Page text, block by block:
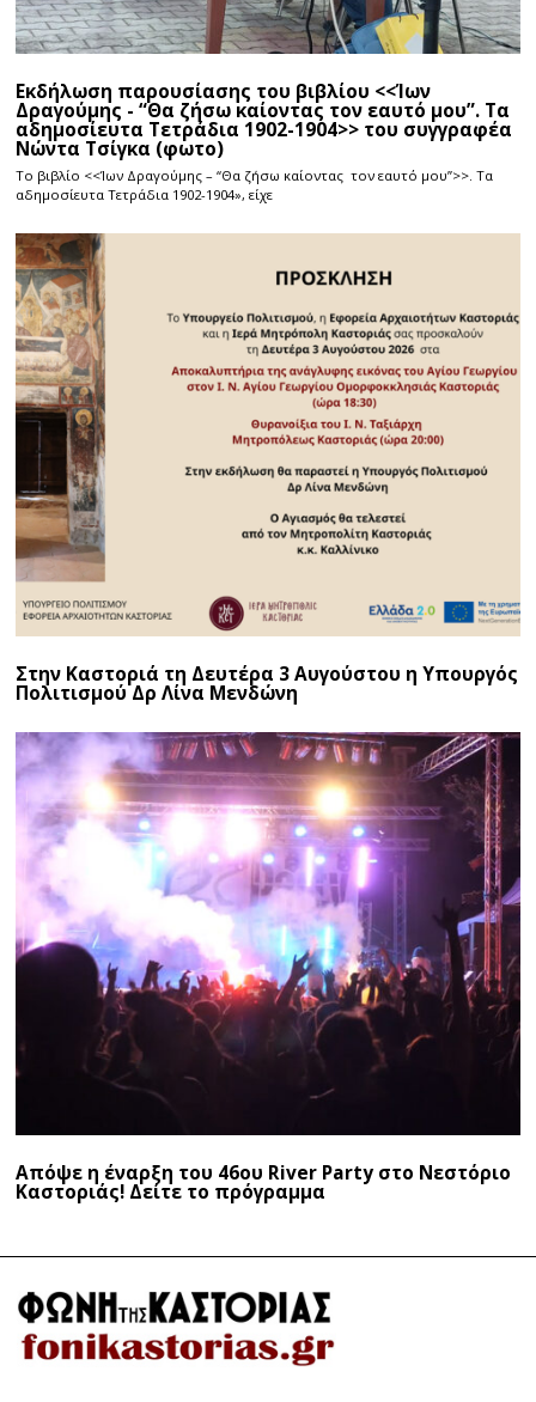
Εκδήλωση παρουσίασης του βιβλίου <<Ίων
Δραγούμης - “Θα ζήσω καίοντας τον εαυτό μου”. Τα
αδημοσίευτα Τετράδια 1902-1904>> του συγγραφέα
Νώντα Τσίγκα (φωτο)
Το βιβλίο <<Ίων Δραγούμης – “Θα ζήσω καίοντας τον εαυτό μου”>>. Τα
αδημοσίευτα Τετράδια 1902-1904», είχε
Στην Καστοριά τη Δευτέρα 3 Αυγούστου η Υπουργός
Πολιτισμού Δρ Λίνα Μενδώνη
Απόψε η έναρξη του 46ου River Party στο Νεστόριο
Καστοριάς! Δείτε το πρόγραμμα